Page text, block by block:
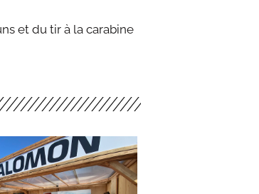
et du tir à la carabine